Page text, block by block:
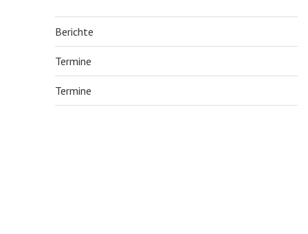
Berichte
Termine
Termine